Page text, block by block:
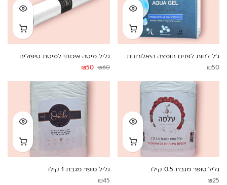
ג’ל לחות לפנים חומצה היאלורונית
₪50
גליל מיטה איכותי למיטת טיפולים
₪60
המחיר
היה:
₪60.
₪50
הוא:
₪50.
גליל סופר מגבת 0.5 קילו
₪25
גליל סופר מגבת 1 קילו
₪45